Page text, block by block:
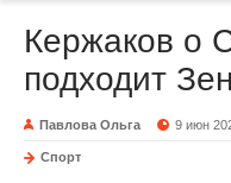
Кержаков о
подходит
Павлова Ольга 9 июн
Спорт